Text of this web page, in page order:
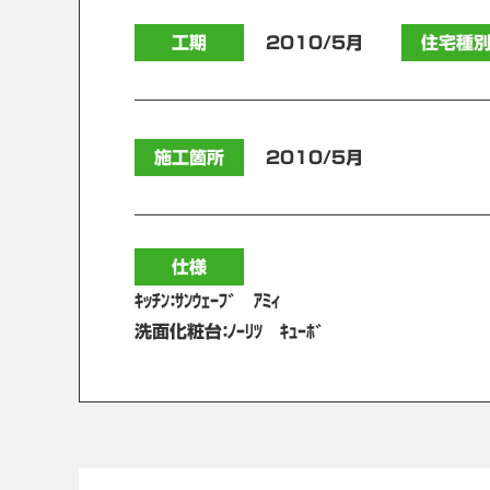
工期 2010/5月 住宅種別
施工箇所 2010/5月
仕様
ｷｯﾁﾝ：ｻﾝｳｪｰﾌﾞ ｱﾐｨ
洗面化粧台：ﾉｰﾘﾂ ｷｭｰﾎﾞ